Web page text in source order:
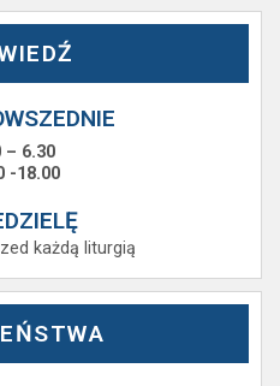
– 6.30
-18.00
każdą liturgią